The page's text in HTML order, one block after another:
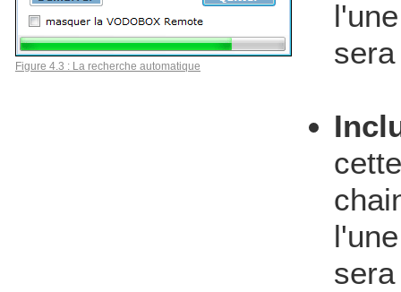
Figure 4.3 : La recherche automatique